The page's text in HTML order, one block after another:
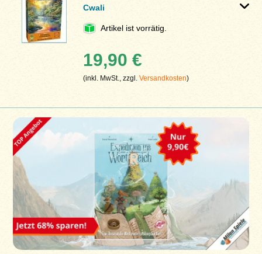
Cwali
Artikel ist vorrätig.
19,90 €
(inkl. MwSt., zzgl.Versandkosten)